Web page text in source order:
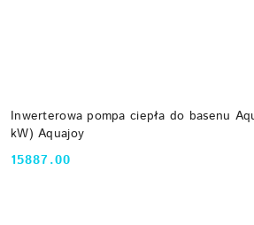
Inwerterowa pompa ciepła do basenu
kW) Aquajoy
Cena:
15887.00